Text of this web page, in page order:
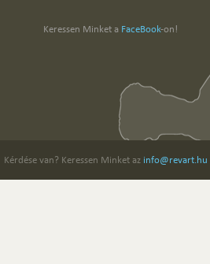
Keressen Minket a FaceBook-on!
Kérdése van? Keressen Minket az info@revart.hu